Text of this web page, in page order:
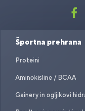
Športna prehrana
Proteini
Aminokisline / BCAA
Gainery in ogljikovi